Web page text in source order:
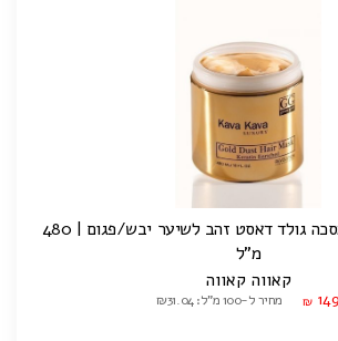
GOLD DUST | מסכה גולד דאסט זהב לשיער יבש/פגום | 480
מ"ל
קאווה קאווה
₪ 149 מחיר ל-100 מ"ל: ₪31.04